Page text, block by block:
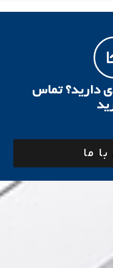
دارید؟ تماس
ما